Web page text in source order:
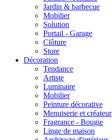
Jardin & barbecue
Mobilier
Solution
Portail - Garage
Clôture
Store
Décoration
Tendance
Artiste
Luminaire
Mobilier
Peinture décorative
Menuiserie et créateur
Fragrance - Bougie
Linge de maison